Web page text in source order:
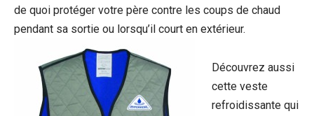
de quoi protéger votre père contre les coups de chaud
pendant sa sortie ou lorsqu’il court en extérieur.
Découvrez aussi
cette veste
refroidissante qui